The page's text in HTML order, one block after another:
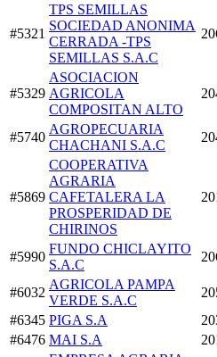
#5321
TPS SEMILLAS
SOCIEDAD ANONIMA
CERRADA -TPS
SEMILLAS S.A.C
#5329
ASOCIACION
AGRICOLA
COMPOSITAN ALTO
#5740
AGROPECUARIA
CHACHANI S.A.C
#5869
COOPERATIVA
AGRARIA
CAFETALERA LA
PROSPERIDAD DE
CHIRINOS
#5990
FUNDO CHICLAYITO
S.A.C
#6032
AGRICOLA PAMPA
VERDE S.A.C
#6345 PIGA S.A
#6476 MAI S.A